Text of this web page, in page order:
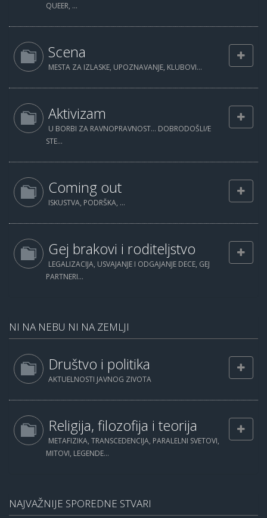
QUEER, ...
Scena
MESTA ZA IZLASKE, UPOZNAVANJE, KLUBOVI...
Aktivizam
U BORBI ZA RAVNOPRAVNOST... DOBRODOŠLI/E
STE...
Coming out
ISKUSTVA, PODRŠKA, ...
Gej brakovi i roditeljstvo
LEGALIZACIJA, USVAJANJE I ODGAJANJE DECE, GEJ
PARTNERI...
NI NA NEBU NI NA ZEMLJI
Društvo i politika
AKTUELNOSTI JAVNOG ZIVOTA
Religija, filozofija i teorija
METAFIZIKA, TRANSCEDENCIJA, PARALELNI SVETOVI,
MITOVI, LEGENDE...
NAJVAŽNIJE SPOREDNE STVARI